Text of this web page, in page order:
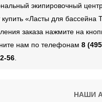
экипировочный
купить «Ласты для бассейна
заказа нажмите на
нам по телефонам 8
56.
НАШИ